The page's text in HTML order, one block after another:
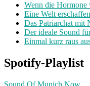
Wenn die Hormone
Eine Welt
Das Patriarchat mit
Der ideale Sound
Einmal kurz raus
Spotify-Playlist